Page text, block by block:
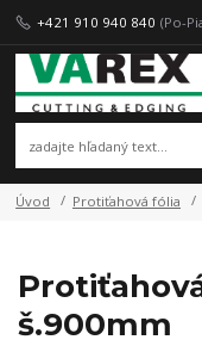
+421 910 940 840 (Po-
Úvod Protiťahová fólia
š.900mm